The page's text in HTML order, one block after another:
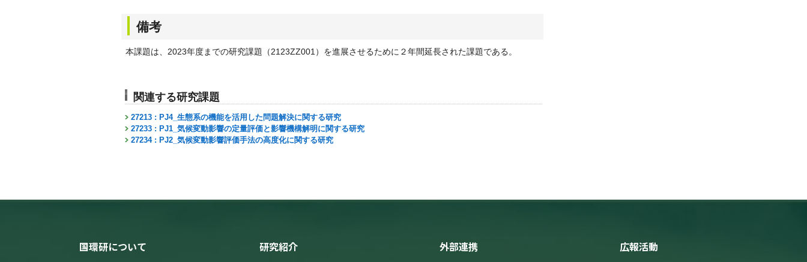
備考
本課題は、2023年度までの研究課題（2123ZZ001）を進展させるために２年間延長された課題である。
関連する研究課題
27213 : PJ4_生態系の機能を活用した問題解決に関する研究
27233 : PJ1_気候変動影響の定量評価と影響機構解明に関する研究
27234 : PJ2_気候変動影響評価手法の高度化に関する研究
国環研について 研究紹介 外部連携 広報活動